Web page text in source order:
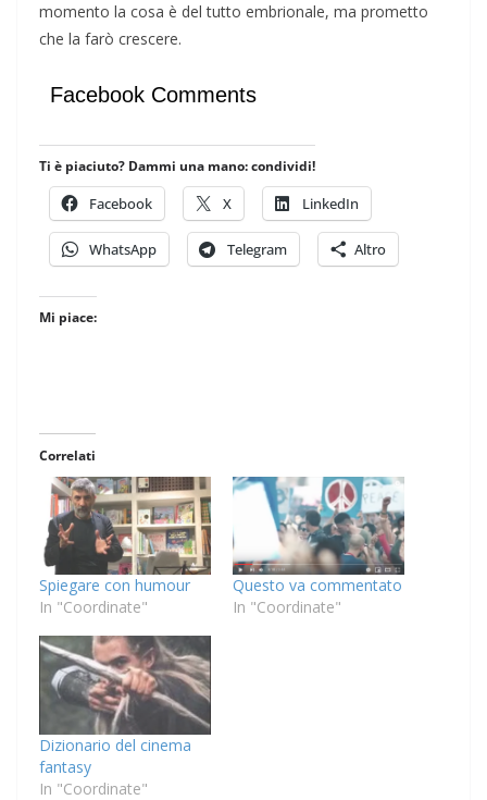
momento la cosa è del tutto embrionale, ma prometto
che la farò crescere.
Facebook Comments
Ti è piaciuto? Dammi una mano: condividi!
Facebook X LinkedIn
WhatsApp Telegram Altro
Mi piace:
Correlati
Spiegare con humour
In "Coordinate"
Questo va commentato
In "Coordinate"
Dizionario del cinema
fantasy
In "Coordinate"